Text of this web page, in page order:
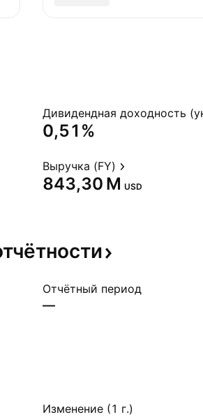
0,51%
Выручка (FY)
‪843,30 M‬ USD
Отчётный период
—
Изменение (1 г.)